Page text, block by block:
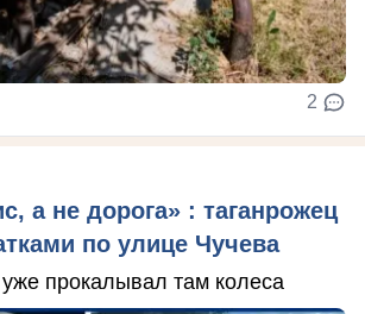
2
а не дорога» : таганрожец
по улице Чучева
прокалывал там колеса